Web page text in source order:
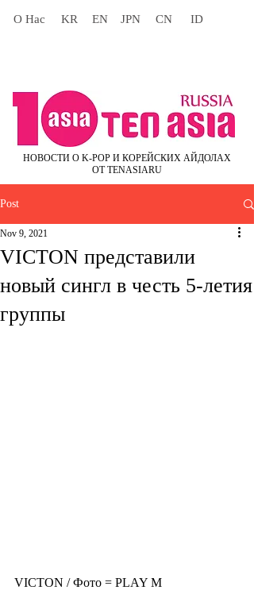
О Нас KR EN JPN CN ID
НОВОСТИ О K-POP И КОРЕЙСКИХ АЙДОЛАХ
ОТ TENASIARU
Post
VICTON представили
новый сингл в честь 5-летия
группы
Nov 9, 2021
VICTON / Фото = PLAY M